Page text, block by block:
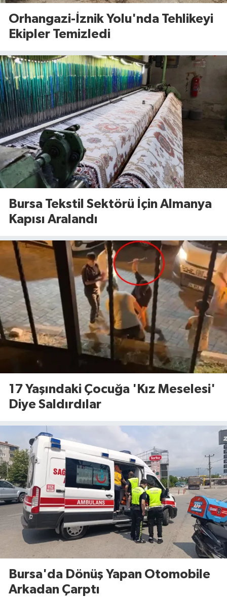
Orhangazi-İznik Yolu'nda Tehlikeyi
Ekipler Temizledi
Bursa Tekstil Sektörü İçin Almanya
Kapısı Aralandı
17 Yaşındaki Çocuğa 'Kız Meselesi'
Diye Saldırdılar
Bursa'da Dönüş Yapan Otomobile
Arkadan Çarptı